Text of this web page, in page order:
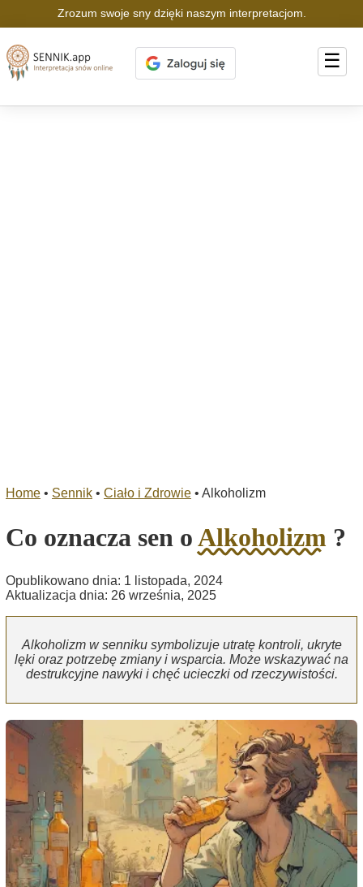
Zrozum swoje sny dzięki naszym interpretacjom.
☰
Home • Sennik • Ciało i Zdrowie • Alkoholizm
Co oznacza sen oAlkoholizm ?
Opublikowano dnia: 1 listopada, 2024
Aktualizacja dnia: 26 września, 2025
Alkoholizm w senniku symbolizuje utratę kontroli, ukryte
lęki oraz potrzebę zmiany i wsparcia. Może wskazywać na
destrukcyjne nawyki i chęć ucieczki od rzeczywistości.